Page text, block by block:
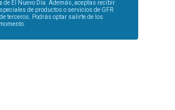
de El Nuevo Día. Además, aceptas recibir
de productos o servicios de GFR
terceros. Podrás optar salirte de los